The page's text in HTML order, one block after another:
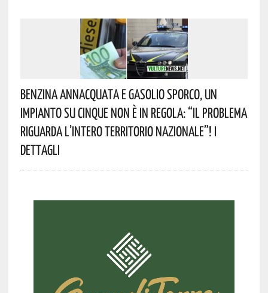
Benzina Annacquata E Gasolio Sporco, Un
Impianto Su Cinque Non È In Regola: “il Problema
Riguarda L’intero Territorio Nazionale”! I
Dettagli